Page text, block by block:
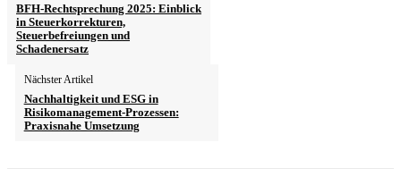
BFH-Rechtsprechung 2025: Einblick
in Steuerkorrekturen,
Steuerbefreiungen und
Schadenersatz
Nächster Artikel
Nachhaltigkeit und ESG in
Risikomanagement-Prozessen:
Praxisnahe Umsetzung